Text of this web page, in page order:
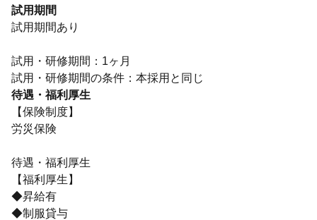
試用期間
試用期間あり
試用・研修期間：1ヶ月
待遇・福利厚生
【保険制度】
労災保険
待遇・福利厚生
【福利厚生】
◆昇給有
◆制服貸与